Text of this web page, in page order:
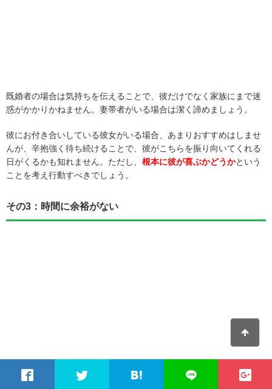
既婚者の場合は気持ちを伝えることで、彼だけでなく家族にまで迷
惑がかかりかねません。妻帯者がいる場合は潔く諦めましょう。
彼にお付き合いしている彼女がいる場合、あまりおすすめはしませ
んが、辛抱強く待ち続けることで、彼がこちらを振り向いてくれる
日がくるかも知れません。ただし、 根本に彼が喜ぶかどうかという
ことを考え行動すべきでしょう。
その3：時間に余裕がない